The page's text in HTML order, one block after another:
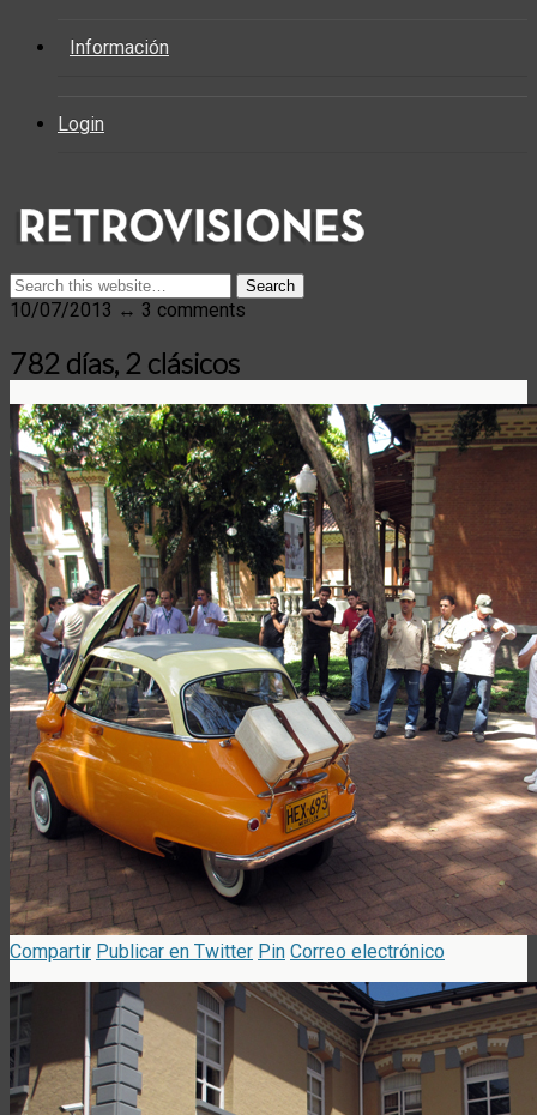
Información
Login
10/07/2013 ↔ 3 comments
782 días, 2 clásicos
Compartir Publicar en Twitter Pin Correo electrónico